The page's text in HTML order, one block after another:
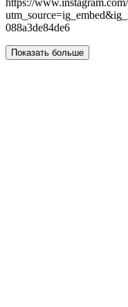
https://
088a3de84de6
Показать больше